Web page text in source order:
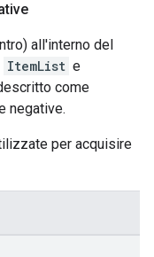
all'interno del
ItemList e
come
negative.
per acquisire